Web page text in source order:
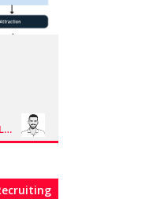
Nassim Lhacheq